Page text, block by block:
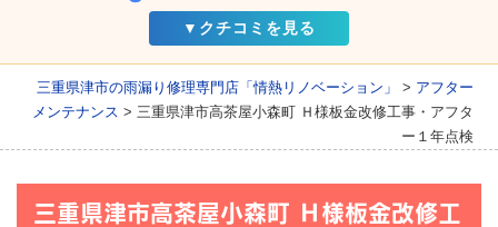
▼クチコミを見る
三重県津市の雨漏り修理専門店「情熱リノベーション」 > アフター
メンテナンス > 三重県津市高茶屋小森町 Ｈ様板金改修工事・アフタ
ー１年点検
三重県津市高茶屋小森町 Ｈ様板金改修工